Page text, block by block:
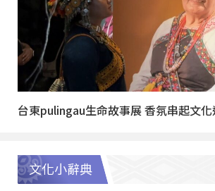
台東pulingau生命故事展 香氛串起文
文化小辭典